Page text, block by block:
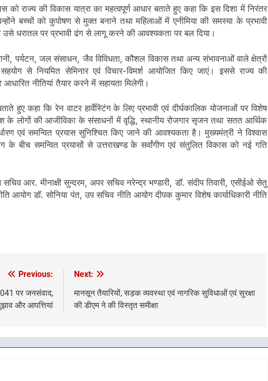
को राज्य की विकास यात्रा का महत्वपूर्ण आधार बताते हुए कहा कि इस दिशा में निरंतर
बच्चों को कुपोषण से मुक्त बनाने तथा महिलाओं में एनीमिया की समस्या के प्रभावी
उसे धरातल पर प्रभावी ढंग से लागू करने की आवश्यकता पर बल दिया।
पर्यटन, जल संसाधन, जैव विविधता, कौशल विकास तथा अन्य संभावनाओं वाले क्षेत्रों
से नियमित सेमिनार एवं विचार-विमर्श आयोजित किए जाएं। इससे राज्य की
नीतियां तैयार करने में सहायता मिलेगी।
हुए कहा कि रेन वाटर हार्वेस्टिंग के लिए प्रभावी एवं दीर्घकालिक योजनाओं पर विशेष
के लोगों की आजीविका के संसाधनों में वृद्धि, स्थानीय रोजगार सृजन तथा सतत आर्थिक
एवं समन्वित प्रयास सुनिश्चित किए जाने की आवश्यकता है। मुख्यमंत्री ने विश्वास
के बीच समन्वित प्रयासों से उत्तराखण्ड के सर्वांगीण एवं संतुलित विकास को नई गति
आर. मीनाक्षी सुन्दरम, अपर सचिव नरेन्द्र भण्डारी, डॉ. संदीप तिवारी, एसीईओ सेतु
आयोग डॉ. सोनिया पंत, उप सचिव नीति आयोग दीपक कुमार विशेष कार्याधिकारी नीति
Previous:
पर जनसंवाद,
और आपत्तियां
Next:
मानसून तैयारियों, सड़क व्यवस्था एवं नागरिक सुविधाओं एवं सुरक्षा
की डीएम ने की विस्तृत समीक्षा